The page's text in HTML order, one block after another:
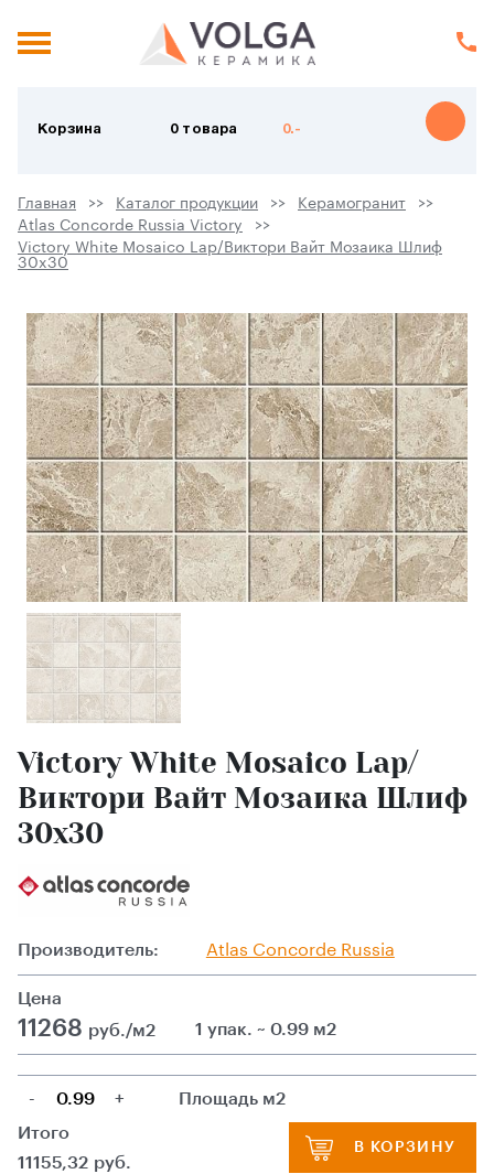
Корзина 0 товара 0.-
Главная Каталог продукции
Керамогранит
Atlas Concorde Russia Victory
Victory White Mosaico Lap/Виктори Вайт Мозаика Шлиф
30x30
Victory White Mosaico Lap/
Виктори Вайт Мозаика Шлиф
30x30
Производитель: Atlas Сoncorde Russia
Цена
11268 руб./м2 1 упак. ~ 0.99 м2
- +
Площадь м2
Итого
11155,32 руб.
В КОРЗИНУ